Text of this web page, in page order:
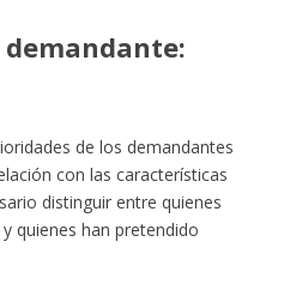
de los demandantes
con las características
distinguir entre quienes
quienes han pretendido